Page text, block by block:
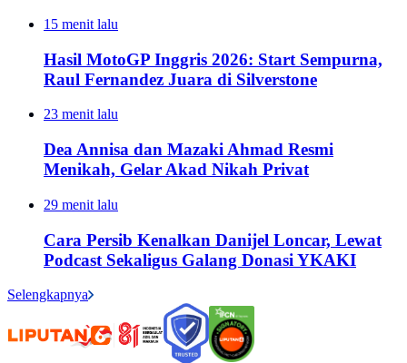
15 menit lalu
Hasil MotoGP Inggris 2026: Start Sempurna,
Raul Fernandez Juara di Silverstone
23 menit lalu
Dea Annisa dan Mazaki Ahmad Resmi
Menikah, Gelar Akad Nikah Privat
29 menit lalu
Cara Persib Kenalkan Danijel Loncar, Lewat
Podcast Sekaligus Galang Donasi YKAKI
Selengkapnya